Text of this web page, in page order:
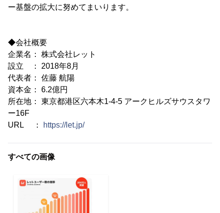
ー基盤の拡大に努めてまいります。
◆会社概要
企業名： 株式会社レット
設立 ： 2018年8月
代表者： 佐藤 航陽
資本金： 6.2億円
所在地： 東京都港区六本木1-4-5 アークヒルズサウスタワ
ー16F
URL ：
https://let.jp/
すべての画像